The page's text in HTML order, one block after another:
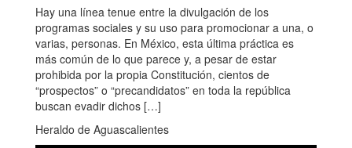
Hay una línea tenue entre la divulgación de los
programas sociales y su uso para promocionar a una, o
varias, personas. En México, esta última práctica es
más común de lo que parece y, a pesar de estar
prohibida por la propia Constitución, cientos de
“prospectos” o “precandidatos” en toda la república
buscan evadir dichos […]
Heraldo de Aguascalientes